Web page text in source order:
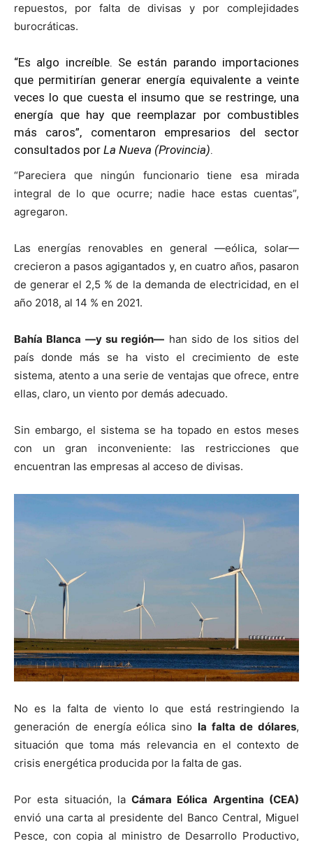
repuestos, por falta de divisas y por complejidades
burocráticas.
“Es algo increíble. Se están parando importaciones
que permitirían generar energía equivalente a veinte
veces lo que cuesta el insumo que se restringe, una
energía que hay que reemplazar por combustibles
más caros”, comentaron empresarios del sector
consultados por La Nueva (Provincia).
“Pareciera que ningún funcionario tiene esa mirada
integral de lo que ocurre; nadie hace estas cuentas”,
agregaron.
Las energías renovables en general —eólica, solar—
crecieron a pasos agigantados y, en cuatro años, pasaron
de generar el 2,5 % de la demanda de electricidad, en el
año 2018, al 14 % en 2021.
Bahía Blanca —y su región— han sido de los sitios del
país donde más se ha visto el crecimiento de este
sistema, atento a una serie de ventajas que ofrece, entre
ellas, claro, un viento por demás adecuado.
Sin embargo, el sistema se ha topado en estos meses
con un gran inconveniente: las restricciones que
encuentran las empresas al acceso de divisas.
No es la falta de viento lo que está restringiendo la
generación de energía eólica sino la falta de dólares,
situación que toma más relevancia en el contexto de
crisis energética producida por la falta de gas.
Por esta situación, laCámara Eólica Argentina (CEA)
envió una carta al presidente del Banco Central, Miguel
Pesce, con copia al ministro de Desarrollo Productivo,